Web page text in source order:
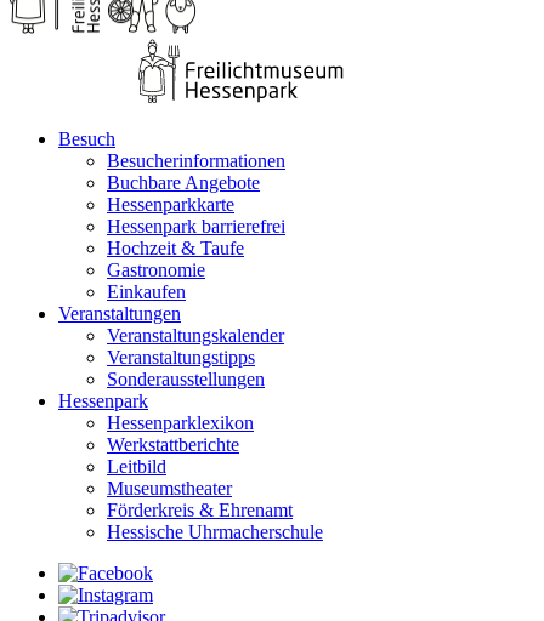
Besuch
Besucherinformationen
Buchbare Angebote
Hessenparkkarte
Hessenpark barrierefrei
Hochzeit & Taufe
Gastronomie
Einkaufen
Veranstaltungen
Veranstaltungskalender
Veranstaltungstipps
Sonderausstellungen
Hessenpark
Hessenparklexikon
Werkstattberichte
Leitbild
Museumstheater
Förderkreis & Ehrenamt
Hessische Uhrmacherschule